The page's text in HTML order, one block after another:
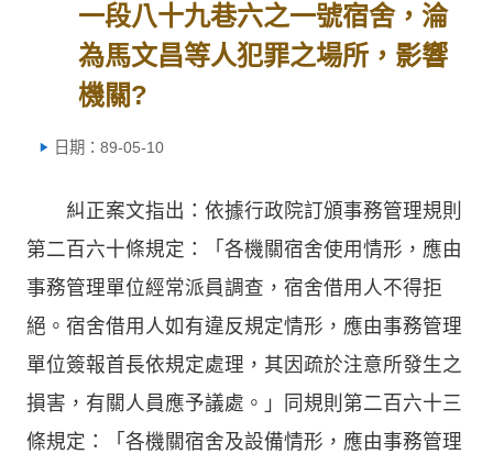
一段八十九巷六之一號宿舍，淪
為馬文昌等人犯罪之場所，影響
機關?
日期：89-05-10
糾正案文指出：依據行政院訂頒事務管理規則
第二百六十條規定：「各機關宿舍使用情形，應由
事務管理單位經常派員調查，宿舍借用人不得拒
絕。宿舍借用人如有違反規定情形，應由事務管理
單位簽報首長依規定處理，其因疏於注意所發生之
損害，有關人員應予議處。」同規則第二百六十三
條規定：「各機關宿舍及設備情形，應由事務管理